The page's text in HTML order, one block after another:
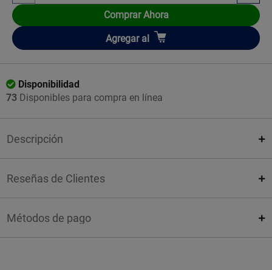
Comprar Ahora
Añadir
Agregar al
Disponibilidad
73 Disponibles para compra en línea
Descripción
Reseñas de Clientes
Métodos de pago